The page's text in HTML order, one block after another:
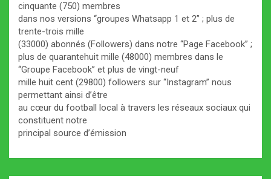
cinquante (750) membres
dans nos versions ‘‘groupes Whatsapp 1 et 2’’ ; plus de
trente-trois mille
(33000) abonnés (Followers) dans notre ‘‘Page Facebook’’ ;
plus de quarantehuit mille (48000) membres dans le
‘‘Groupe Facebook’’ et plus de vingt-neuf
mille huit cent (29800) followers sur ‘‘Instagram’’ nous
permettant ainsi d’être
au cœur du football local à travers les réseaux sociaux qui
constituent notre
principal source d’émission